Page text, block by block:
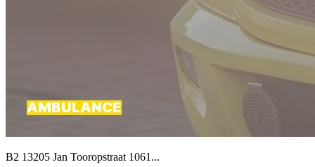
B2 13205 Jan Tooropstraat 1061...